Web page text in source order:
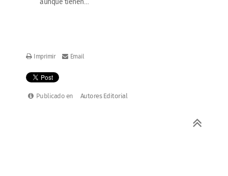
Imprimir Email
Publicado en Autores Editorial